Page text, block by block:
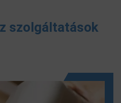
szolgáltatások